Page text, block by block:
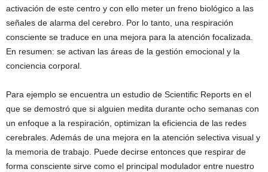
activación de este centro y con ello meter un freno biológico a las
señales de alarma del cerebro. Por lo tanto, una respiración
consciente se traduce en una mejora para la atención focalizada.
En resumen: se activan las áreas de la gestión emocional y la
conciencia corporal.
Para ejemplo se encuentra un estudio de Scientific Reports en el
que se demostró que si alguien medita durante ocho semanas con
un enfoque a la respiración, optimizan la eficiencia de las redes
cerebrales. Además de una mejora en la atención selectiva visual y
la memoria de trabajo. Puede decirse entonces que respirar de
forma consciente sirve como el principal modulador entre nuestro